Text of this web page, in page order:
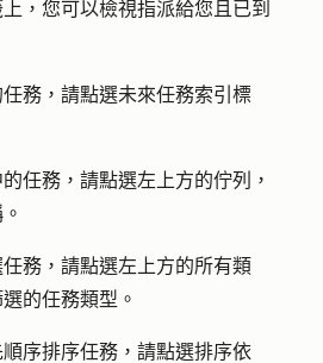
，您可以檢視指派給您且已到
務，請點選未來任務索引標
任務，請點選左上方的佇列
，
。
務，請點選左上方的所有類
選的任務類型。
序排序任務，請點選排序依